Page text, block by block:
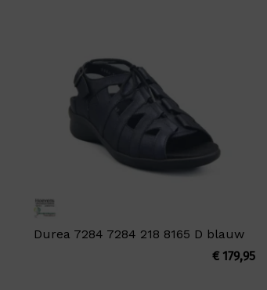
Durea 7284 7284 218 8165 D blauw
€179,95